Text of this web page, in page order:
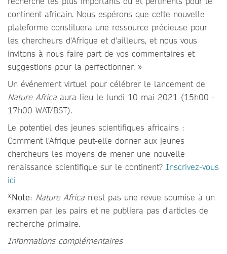
continent africain. Nous espérons que cette nouvelle
plateforme constituera une ressource précieuse pour
les chercheurs d'Afrique et d'ailleurs, et nous vous
invitons à nous faire part de vos commentaires et
suggestions pour la perfectionner. »
Un événement virtuel pour célébrer le lancement de
Nature Africa aura lieu le lundi 10 mai 2021 (15h00 -
17h00 WAT/BST).
Le potentiel des jeunes scientifiques africains :
Comment l'Afrique peut-elle donner aux jeunes
chercheurs les moyens de mener une nouvelle
renaissance scientifique sur le continent? Inscrivez-vous
ici
*Note: Nature Africa n'est pas une revue soumise à un
examen par les pairs et ne publiera pas d'articles de
recherche primaire.
Informations complémentaires